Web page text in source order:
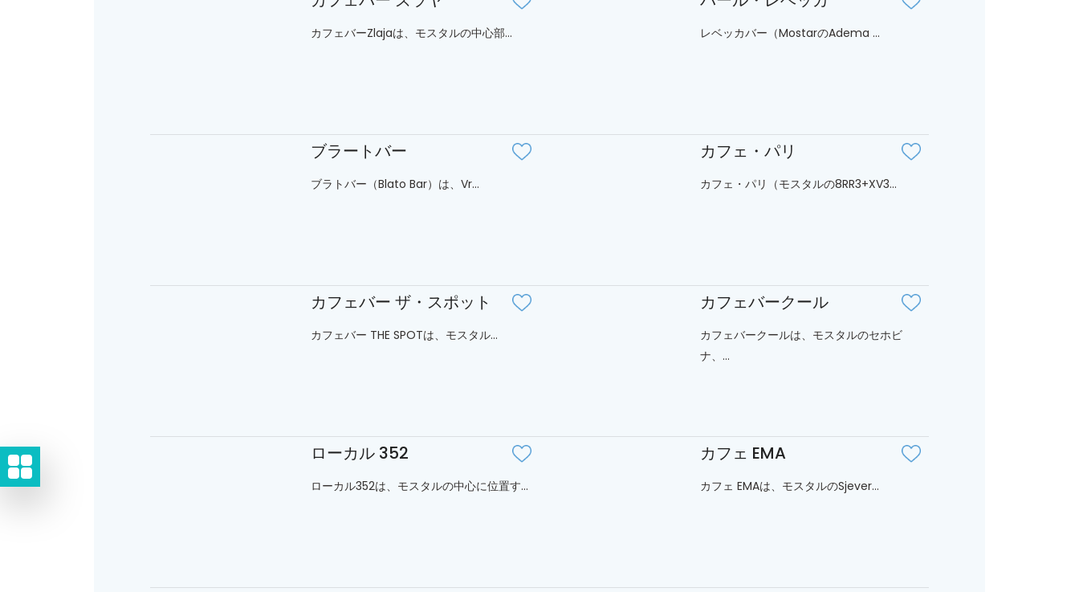
カフェバーZlajaは、モスタルの中心部... レベッカバー（MostarのAdema ...
ブラートバー
ブラトバー（Blato Bar）は、Vr...
カフェ・パリ
カフェ・パリ（モスタルの8RR3+XV3...
カフェバー ザ・スポット
カフェバー THE SPOTは、モスタル...
カフェバークール
カフェバークールは、モスタルのセホビ
ナ、...
ローカル 352
ローカル352は、モスタルの中心に位置す...
カフェ EMA
カフェ EMAは、モスタルのSjever...